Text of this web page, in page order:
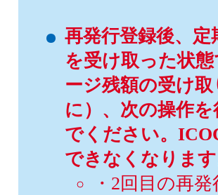
再発行登録後、定
を受け取った状
ージ残額の受け取
に）、次の操作
でください。
できなくなります
・2回目の再